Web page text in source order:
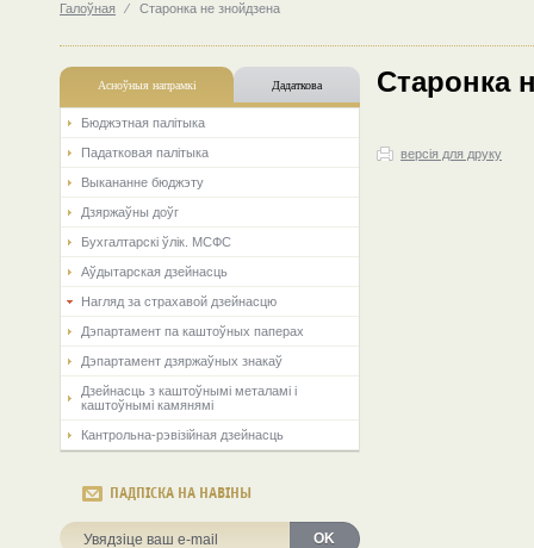
Галоўная ⁄ Старонка не знойдзена
Асноўныя напрамкi Дадаткова
Бюджэтная палiтыка
Падатковая палітыка
Выкананне бюджэту
Дзяржаўны доўг
Бухгалтарскі ўлік. МСФС
Аўдытарская дзейнасць
Нагляд за страхавой дзейнасцю
Дэпартамент па каштоўных паперах
Дэпартамент дзяржаўных знакаў
Дзейнасць з каштоўнымі металамі і
каштоўнымі камянямі
Кантрольна-рэвізійная дзейнасць
ПАДПІСКА НА НАВІНЫ
OK
Старонка
версія для друку